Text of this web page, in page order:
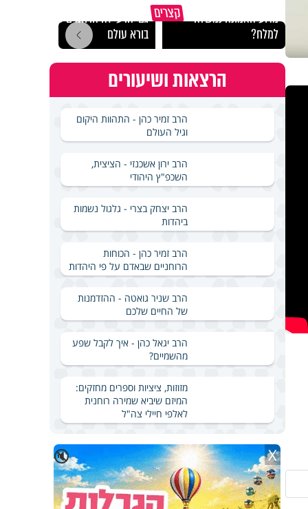
קצרים
מדוע האמונה נמשלה
למלח?
גם ׳הרע׳ זה הרחמים של
בורא עולם
הרצאות ושיעורים
הרב זמיר כהן - התהוות היקום
וגיל העולם
הרב ירון אשכנזי - הציצית,
השכפ"ץ היהודי
הרב יצחק בצרי - גלגול נשמות
ביהדות
הרב זמיר כהן - הכוחות
הרוחניים שבאדם על פי היהדות
הרב שניר גואטה - ההזדמנות
של החיים שלכם
הרב יגאל כהן - איך לקבל שפע
מהשמיים?
מזוזות, ציציות וספרים מחזקים:
המיזם שיביא שמירה רוחנית
לאלפי חיילי צה"ל
🔇 X